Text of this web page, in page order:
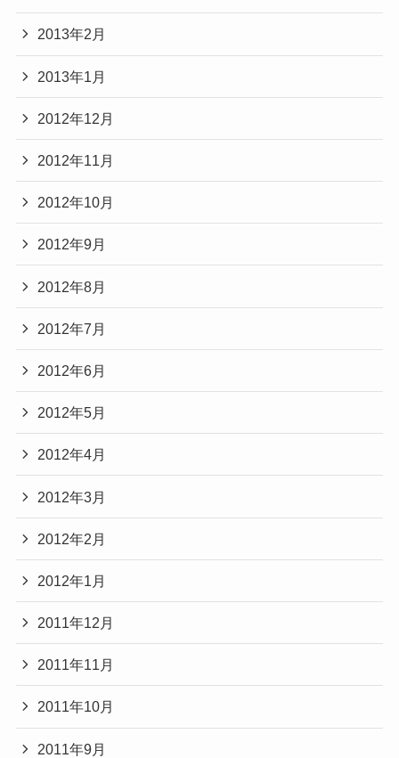
2013年2月
2013年1月
2012年12月
2012年11月
2012年10月
2012年9月
2012年8月
2012年7月
2012年6月
2012年5月
2012年4月
2012年3月
2012年2月
2012年1月
2011年12月
2011年11月
2011年10月
2011年9月